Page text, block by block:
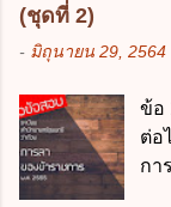
สำ
บ
บ
กฎ
ข้อ
เรี
สำ
(ชุดที่ 2)
- มิถุนายน 29, 2564
ข้อ
ต่อ
กา